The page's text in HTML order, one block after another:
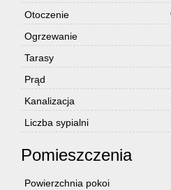
Otoczenie
Ogrzewanie
Tarasy
Prąd
Kanalizacja
Liczba sypialni
Pomieszczenia
Powierzchnia pokoi